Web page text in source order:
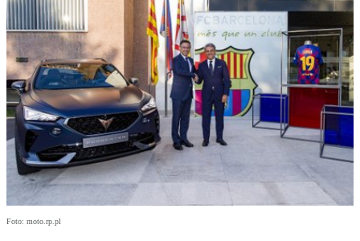
Foto: moto.rp.pl